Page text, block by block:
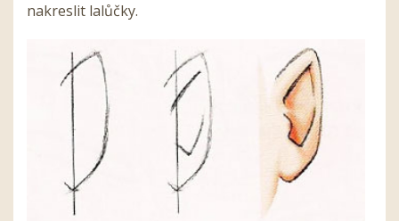
nakreslit lalůčky.